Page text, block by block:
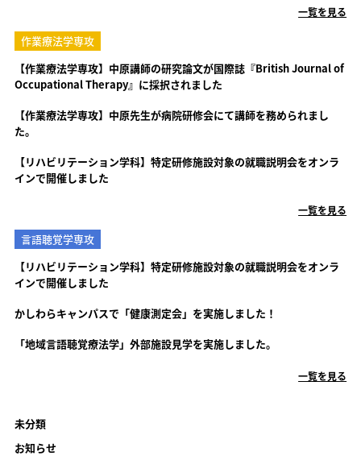
一覧を見る
作業療法学専攻
【作業療法学専攻】中原講師の研究論文が国際誌『British Journal of
Occupational Therapy』に採択されました
【作業療法学専攻】中原先生が病院研修会にて講師を務められまし
た。
【リハビリテーション学科】特定研修施設対象の就職説明会をオンラ
インで開催しました
一覧を見る
言語聴覚学専攻
【リハビリテーション学科】特定研修施設対象の就職説明会をオンラ
インで開催しました
かしわらキャンパスで「健康測定会」を実施しました！
「地域言語聴覚療法学」外部施設見学を実施しました。
一覧を見る
未分類
お知らせ